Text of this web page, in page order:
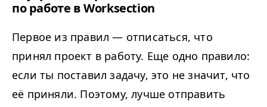
по работе в Worksection
Первое из правил — отписаться, что
принял проект в работу. Еще одно правило:
если ты поставил задачу, это не значит, что
её приняли. Поэтому, лучше отправить